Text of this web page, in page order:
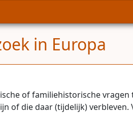
in Europa
of familiehistorische
of die daar (tijdelijk) verbleven.